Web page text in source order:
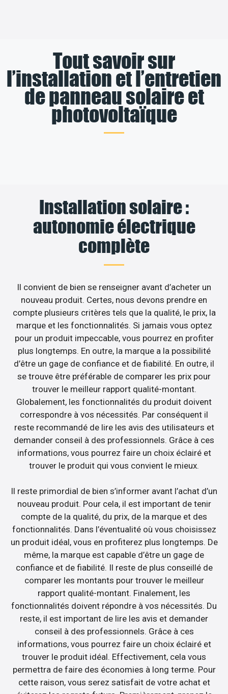
Tout savoir sur
l’installation et l’entretien
de panneau solaire et
photovoltaïque
Installation solaire :
autonomie électrique
complète
Il convient de bien se renseigner avant d’acheter un
nouveau produit. Certes, nous devons prendre en
compte plusieurs critères tels que la qualité, le prix, la
marque et les fonctionnalités. Si jamais vous optez
pour un produit impeccable, vous pourrez en profiter
plus longtemps. En outre, la marque a la possibilité
d’être un gage de confiance et de fiabilité. En outre, il
se trouve être préférable de comparer les prix pour
trouver le meilleur rapport qualité-montant.
Globalement, les fonctionnalités du produit doivent
correspondre à vos nécessités. Par conséquent il
reste recommandé de lire les avis des utilisateurs et
demander conseil à des professionnels. Grâce à ces
informations, vous pourrez faire un choix éclairé et
trouver le produit qui vous convient le mieux.
Il reste primordial de bien s’informer avant l’achat d’un
nouveau produit. Pour cela, il est important de tenir
compte de la qualité, du prix, de la marque et des
fonctionnalités. Dans l’éventualité où vous choisissez
un produit idéal, vous en profiterez plus longtemps. De
même, la marque est capable d’être un gage de
confiance et de fiabilité. Il reste de plus conseillé de
comparer les montants pour trouver le meilleur
rapport qualité-montant. Finalement, les
fonctionnalités doivent répondre à vos nécessités. Du
reste, il est important de lire les avis et demander
conseil à des professionnels. Grâce à ces
informations, vous pourrez faire un choix éclairé et
trouver le produit idéal. Effectivement, cela vous
permettra de faire des économies à long terme. Pour
cette raison, vous serez satisfait de votre achat et